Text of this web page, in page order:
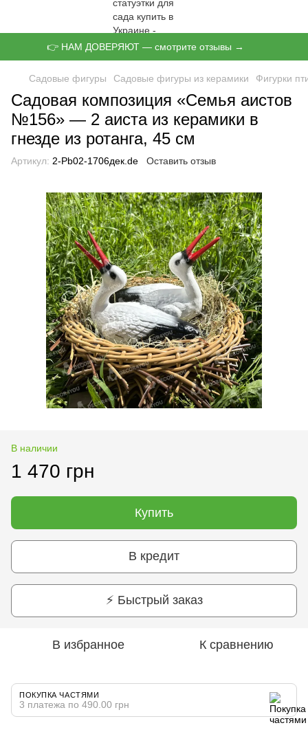
👉 НАМ ДОВЕРЯЮТ — смотрите отзывы →
Садовые фигуры Садовые фигуры из керамики Фигурки
Садовая композиция «Семья аистов
№156» — 2 аиста из керамики в
гнезде из ротанга, 45 см
Артикул: 2-Pb02-1706дек.de Оставить отзыв
В наличии
1 470 грн
Купить
В кредит
⚡ Быстрый заказ
В избранное К сравнению
ПОКУПКА ЧАСТЯМИ
3 платежа по 490.00 грн